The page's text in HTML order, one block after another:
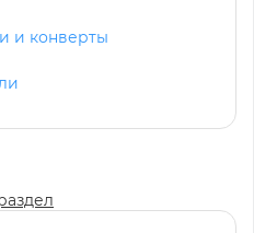
и конверты